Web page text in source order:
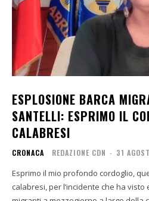
ESPLOSIONE BARCA
SANTELLI: ESPRIMO IL
CALABRESI
CRONACA REDAZIONE CDN - 31
Esprimo il mio profondo cordoglio,
calabresi, per l’incidente che ha